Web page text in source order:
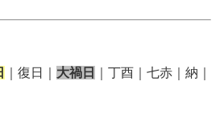
｜復日｜ 大禍日
｜丁酉｜七赤｜納｜